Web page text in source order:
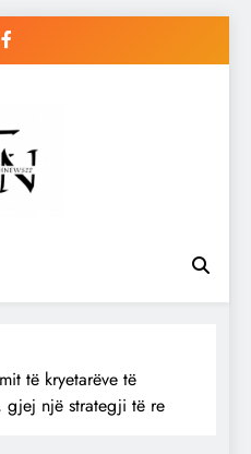
të kryetarëve të
gjej një strategji të re